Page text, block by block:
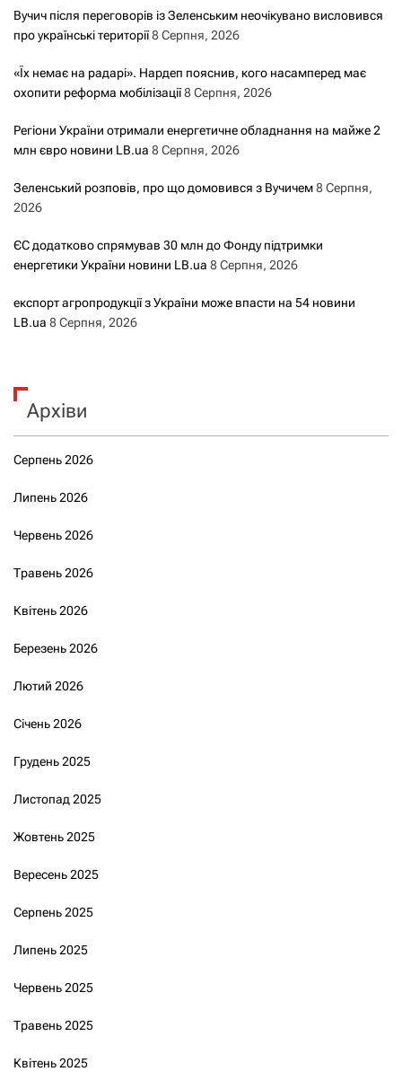
Вучич після переговорів із Зеленським неочікувано висловився
про українські території8 Серпня, 2026
«Їх немає на радарі». Нардеп пояснив, кого насамперед має
охопити реформа мобілізації8 Серпня, 2026
Регіони України отримали енергетичне обладнання на майже 2
млн євро новини LB.ua 8 Серпня, 2026
Зеленський розповів, про що домовився з Вучичем8 Серпня,
2026
ЄС додатково спрямував 30 млн до Фонду підтримки
енергетики України новини LB.ua 8 Серпня, 2026
експорт агропродукції з України може впасти на 54 новини
LB.ua 8 Серпня, 2026
Архіви
Серпень 2026
Липень 2026
Червень 2026
Травень 2026
Квітень 2026
Березень 2026
Лютий 2026
Січень 2026
Грудень 2025
Листопад 2025
Жовтень 2025
Вересень 2025
Серпень 2025
Липень 2025
Червень 2025
Травень 2025
Квітень 2025